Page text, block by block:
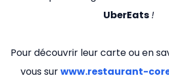
UberEats!
Pour découvrir leur carte ou en
vous surwww.restaurant-